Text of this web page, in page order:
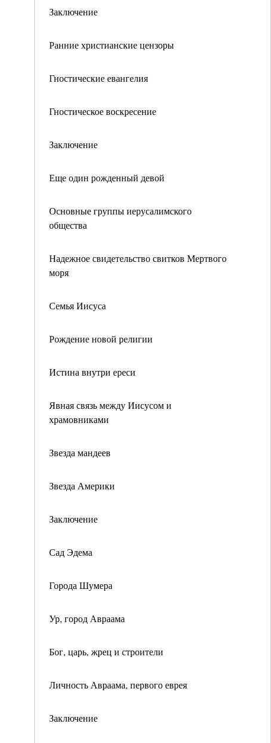
Заключение
Ранние христианские цензоры
Гностические евангелия
Гностическое воскресение
Заключение
Еще один рожденный девой
Основные группы иерусалимского
общества
Надежное свидетельство свитков Мертвого
моря
Семья Иисуса
Рождение новой религии
Истина внутри ереси
Явная связь между Иисусом и
храмовниками
Звезда мандеев
Звезда Америки
Заключение
Сад Эдема
Города Шумера
Ур, город Авраама
Бог, царь, жрец и строители
Личность Авраама, первого еврея
Заключение